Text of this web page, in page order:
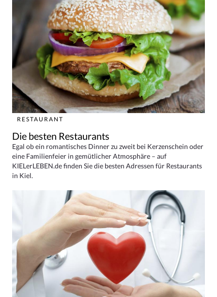
RESTAURANT
Die besten Restaurants
Egal ob ein romantisches Dinner zu zweit bei Kerzenschein oder
eine Familienfeier in gemütlicher Atmosphäre – auf
KIELerLEBEN.de finden Sie die besten Adressen für Restaurants
in Kiel.